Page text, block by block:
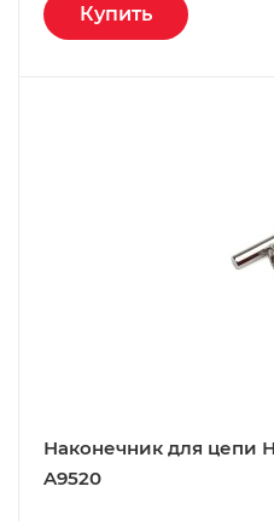
Купить
Наконечник для цепи
A9520